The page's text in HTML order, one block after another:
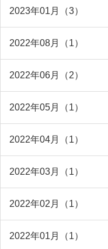
2023年01月（3）
2022年08月（1）
2022年06月（2）
2022年05月（1）
2022年04月（1）
2022年03月（1）
2022年02月（1）
2022年01月（1）